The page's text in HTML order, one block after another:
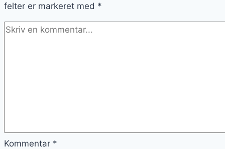
felter er markeret med *
Kommentar *